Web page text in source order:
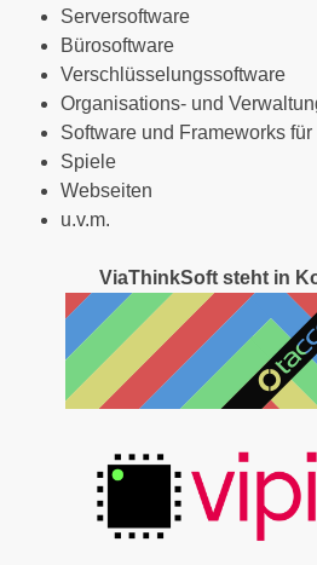
Serversoftware
Bürosoftware
Verschlüsselungssoftware
Organisations- und
Software und Frameworks
Spiele
Webseiten
u.v.m.
ViaThinkSoft steht in